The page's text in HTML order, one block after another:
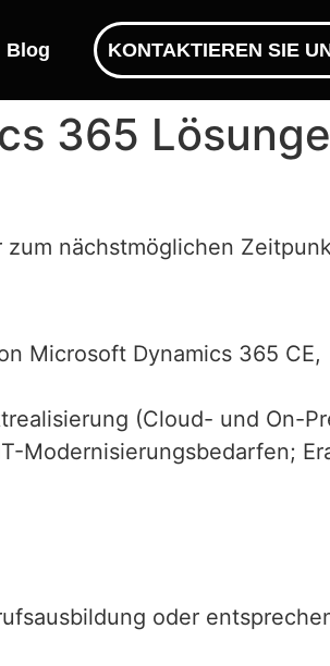
Blog KONTAKTIEREN SIE
365
nächstmöglichen
Microsoft Dynamics 365 CE,
(Cloud- und On-
Modernisierungsbedarfen;
oder